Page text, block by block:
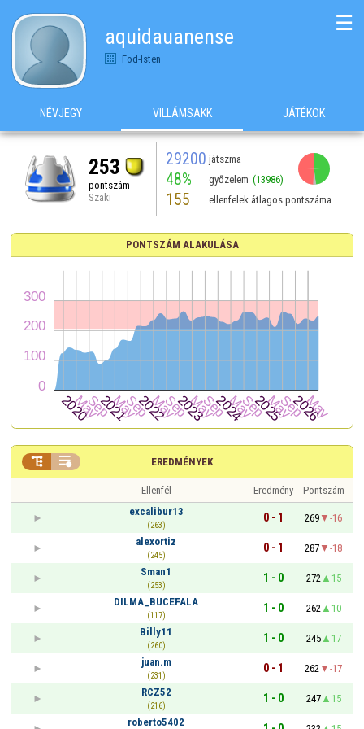
aquidauanense
Fod-Isten
☰
NÉVJEGY VILLÁMSAKK JÁTÉKOK
253
pontszám
Szaki
29200 játszma
48% győzelem (13986)
155 ellenfelek átlagos pontszáma
PONTSZÁM ALAKULÁSA
EREDMÉNYEK
 
Ellenfél Eredmény
Pontszám
excalibur13
(263)
0 - 1 269
-16
alexortiz
(245)
0 - 1 287
-18
Sman1
(253)
1 - 0 272
15
DILMA_BUCEFALA
(117)
1 - 0 262
10
Billy11
(260)
1 - 0 245
17
juan.m
(231)
0 - 1 262
-17
RCZ52
(216)
1 - 0 247
15
roberto5402